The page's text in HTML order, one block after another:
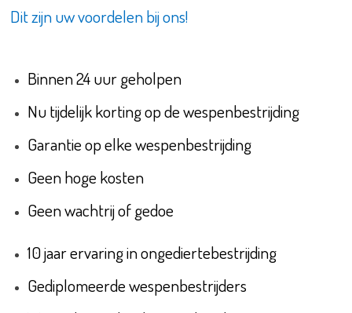
Dit zijn uw voordelen bij ons!
Binnen 24 uur geholpen
Nu tijdelijk korting op de wespenbestrijding
Garantie op elke wespenbestrijding
Geen hoge kosten
Geen wachtrij of gedoe
10 jaar ervaring in ongediertebestrijding
Gediplomeerde wespenbestrijders